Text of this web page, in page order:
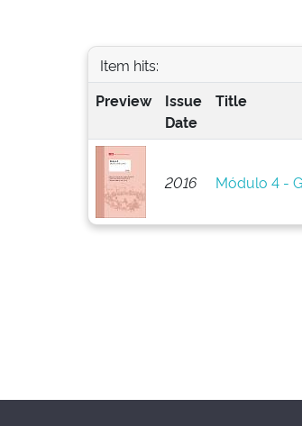
Item hits:
Preview
Issue
Date
Title
2016 Módulo 4 -